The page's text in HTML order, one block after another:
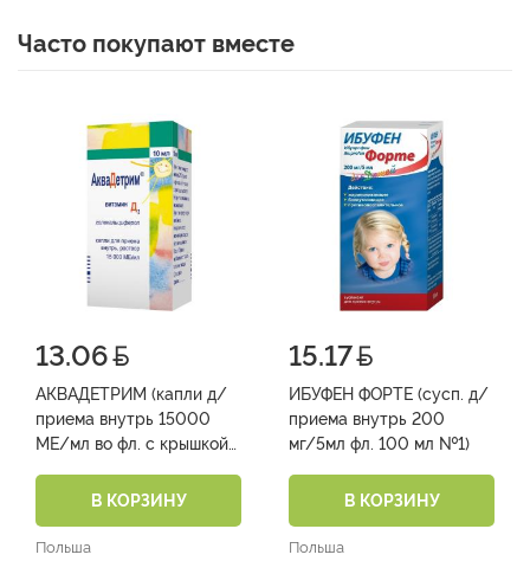
Часто покупают вместе
13.06
АКВАДЕТРИМ (капли д/
приема внутрь 15000
МЕ/мл во фл. с крышкой-
В КОРЗИНУ
Польша
15.17
ИБУФЕН ФОРТЕ (сусп. д/
приема внутрь 200
мг/5мл фл. 100 мл №1)
В КОРЗИНУ
Польша